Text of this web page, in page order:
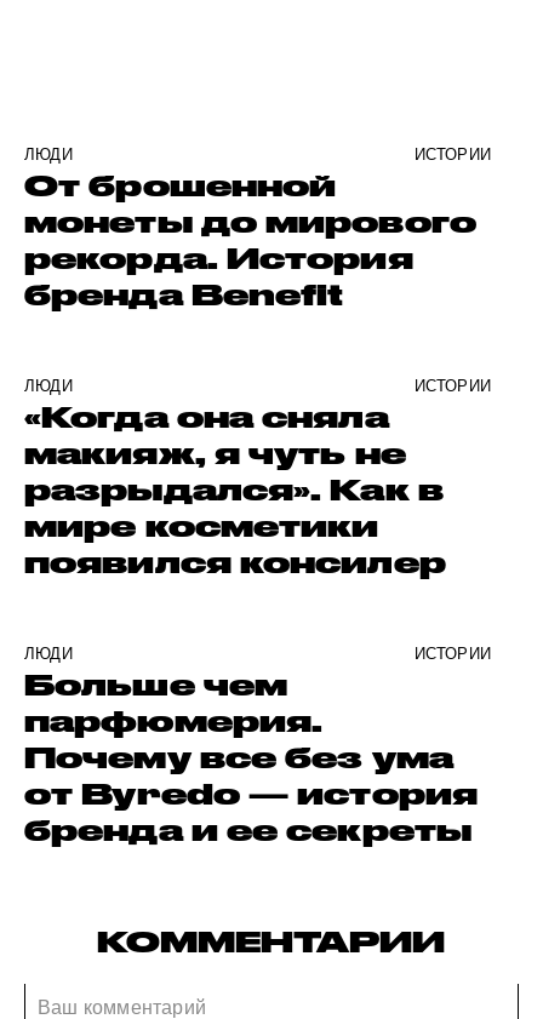
ЛЮДИ ИСТОРИИ
От брошенной
монеты до мирового
рекорда. История
бренда Benefit
ЛЮДИ ИСТОРИИ
«Когда она сняла
макияж, я чуть не
разрыдался». Как в
мире косметики
появился консилер
ЛЮДИ ИСТОРИИ
Больше чем
парфюмерия.
Почему все без ума
от Byredo — история
бренда и ее секреты
КОММЕНТАРИИ